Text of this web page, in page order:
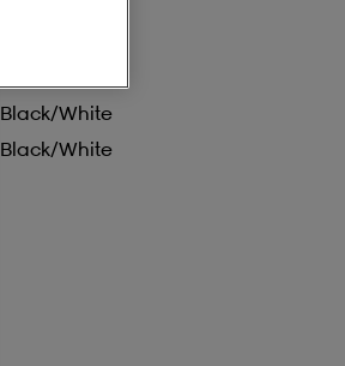
Black/white
Black/white